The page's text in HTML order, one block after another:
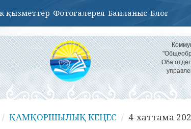
қызметтер Фотогалерея Байланыс Блог
Оба
ҚАМҚОРШЫЛЫҚ КЕҢЕС 4-хаттама